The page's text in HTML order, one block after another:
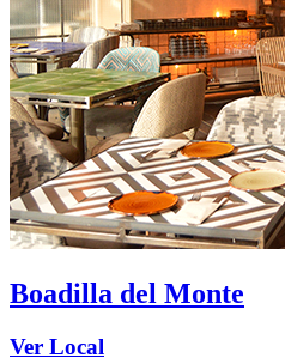
Boadilla del Monte
Ver Local